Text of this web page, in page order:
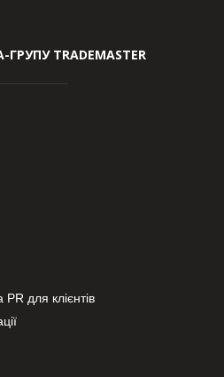
TRADEMASTER
для клієнтів